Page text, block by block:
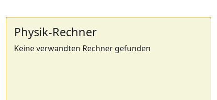
Physik-Rechner
Keine verwandten Rechner gefunden